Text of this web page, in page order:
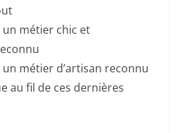
un métier chic et
métier d’artisan reconnu
au fil de ces dernières